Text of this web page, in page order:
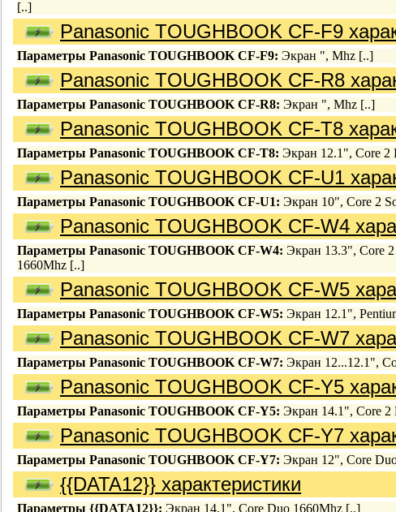
[..]
Panasonic TOUGHBOOK CF-F9
Параметры Panasonic TOUGHBOOK CF-F9: Экран ", Mhz [..]
Panasonic TOUGHBOOK CF-R8
Параметры Panasonic TOUGHBOOK CF-R8: Экран ", Mhz [..]
Panasonic TOUGHBOOK CF-T8
Параметры Panasonic TOUGHBOOK CF-T8: Экран 12.1", Core 2
Panasonic TOUGHBOOK CF-U1
Параметры Panasonic TOUGHBOOK CF-U1: Экран 10", Core 2
Panasonic TOUGHBOOK CF-W4
Параметры Panasonic TOUGHBOOK CF-W4: Экран 13.3", Core
1660Mhz [..]
Panasonic TOUGHBOOK CF-W5
Параметры Panasonic TOUGHBOOK CF-W5: Экран 12.1",
Panasonic TOUGHBOOK CF-W7
Параметры Panasonic TOUGHBOOK CF-W7: Экран 12...12.1",
Panasonic TOUGHBOOK CF-Y5
Параметры Panasonic TOUGHBOOK CF-Y5: Экран 14.1", Core
Panasonic TOUGHBOOK CF-Y7
Параметры Panasonic TOUGHBOOK CF-Y7: Экран 12", Core
{{DATA12}} характеристики
Параметры {{DATA12}}: Экран 14.1", Core Duo 1660Mhz [..]